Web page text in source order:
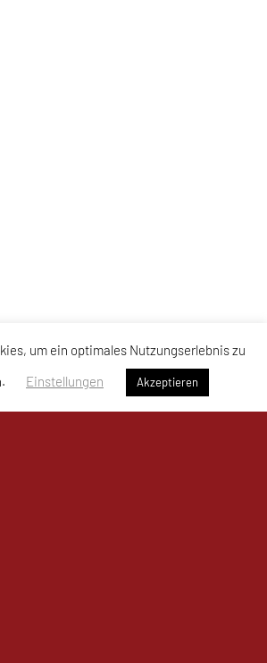
um ein optimales Nutzungserlebnis zu
Einstellungen Akzeptieren